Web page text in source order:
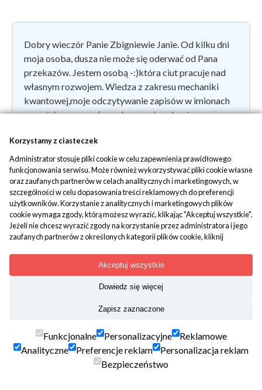
Dobry wieczór Panie Zbigniewie Janie. Od kilku dni
moja osoba, dusza nie może się oderwać od Pana
przekazów. Jestem osobą -:)która ciut pracuje nad
własnym rozwojem. Wiedza z zakresu mechaniki
kwantowej,moje odczytywanie zapisów w imionach
,nazwisku pomagały w obcowaniu z drugim
wskazówkę. A co mnie najbardziej cieszy,to fakt ,iż
sposób w jaki Pan kształci ludzi, wzbudza u mnie
radość-często się uśmiecham i chce mi się słuchać i
słuchać. Niech Stwórca nadal opiekuje się Panem i
całą ludzką rodziną.Iwona Anna
WYKA.IWONA@GMAIL.COM, 2017-09-12
« pierwsza 90
95
97 99 100 101
102
Korzystamy z ciasteczek
Administrator stosuje pliki cookie w celu zapewnienia prawidłowego
funkcjonowania serwisu. Może również wykorzystywać pliki cookie własne
oraz zaufanych partnerów w celach analitycznych i marketingowych, w
szczególności w celu dopasowania treści reklamowych do preferencji
użytkowników. Korzystanie z analitycznych i marketingowych plików
cookie wymaga zgody, którą możesz wyrazić, klikając "Akceptuj wszystkie".
Jeżeli nie chcesz wyrazić zgody na korzystanie przez administratora i jego
zaufanych partnerów z określonych kategorii plików cookie, kliknij
można wycofać w każdym momencie poprzez zmianę preferencji plików
cookie. Możliwość edycji zgód cookie znajdziesz w stopce strony pod
przyciskiem "Edytuj zgody cookie".
przetwarzaniem Twoich danych osobowych. Więcej informacji o
przetwarzaniu Twoich danych osobowych znajdują się wpolityce
prywatności
Dowiedz się więcej
Zapisz zaznaczone
Akceptuj wszystkie
Funkcjonalne Personalizacyjne
Reklamowe
Analityczne
Preferencje reklam
Personalizacja reklam
Bezpieczeństwo